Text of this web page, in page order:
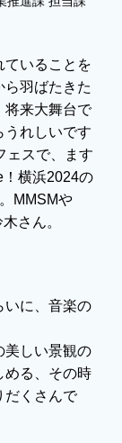
ていることを
羽ばたきた
将来大舞台で
うれしいです
ェスで、ます
横浜2024の
MMSMや
さん。
いに、音楽の
美しい景観の
める、その時
だくさんで